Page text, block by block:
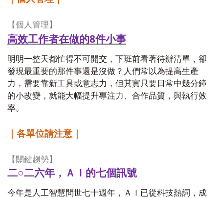
【個人管理】
高效工作者在做的8件小事
明明一整天都忙得不可開交，下班前看著待辦清單，卻
發現最重要的那件事還是沒做？人們常以為提高生產
力，需要靠新工具或意志力，但其實只要日常中幾分鐘
的小改變，就能大幅提升專注力、合作品質，與執行效
率。
｜各單位請注意｜
【關鍵趨勢】
二○二六年，ＡＩ的七個訊號
今年是人工智慧問世七十週年，ＡＩ已從科技熱詞，成